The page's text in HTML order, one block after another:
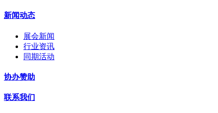
新闻动态
展会新闻
行业资讯
同期活动
协办赞助
联系我们